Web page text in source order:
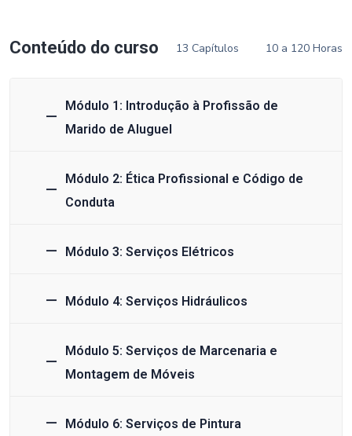
Conteúdo do curso 13 Capítulos 10 a 120 Horas
Módulo 1: Introdução à Profissão de
Marido de Aluguel
Módulo 2: Ética Profissional e Código de
Conduta
Módulo 3: Serviços Elétricos
Módulo 4: Serviços Hidráulicos
Módulo 5: Serviços de Marcenaria e
Montagem de Móveis
Módulo 6: Serviços de Pintura